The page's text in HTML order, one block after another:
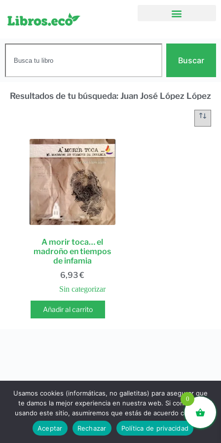
Buscar
Resultados de tu búsqueda: Juan José López López
A morir toca… el
madroño en tiempos
de infamia
6,93€
Sin categorizar
Añadir al carrito
libros.eco © - Desde Barcelona para el mundo 💚 |
Devoluciones y reembolsos|Política de Privacidad
0
Usamos cookies (informáticas, no galletitas) para asegurar que
te damos la mejor experiencia en nuestra web. Si continúas
usando este sitio, asumiremos que estás de acuerdo con ello.
Aceptar
Rechazar Política de privacidad